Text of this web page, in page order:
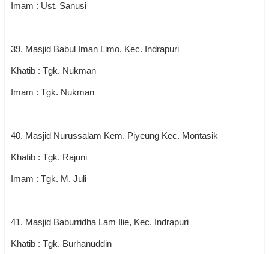
Imam : Ust. Sanusi
39. Masjid Babul Iman Limo, Kec. Indrapuri
Khatib : Tgk. Nukman
Imam : Tgk. Nukman
40. Masjid Nurussalam Kem. Piyeung Kec. Montasik
Khatib : Tgk. Rajuni
Imam : Tgk. M. Juli
41. Masjid Baburridha Lam Ilie, Kec. Indrapuri
Khatib : Tgk. Burhanuddin